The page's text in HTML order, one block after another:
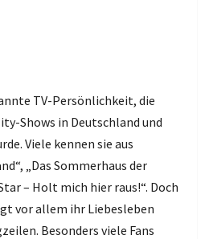
TV-Persönlichkeit, die
Shows in Deutschland und
Viele kennen sie aus
„Das Sommerhaus der
– Holt mich hier raus!“. Doch
vor allem ihr Liebesleben
Besonders viele Fans